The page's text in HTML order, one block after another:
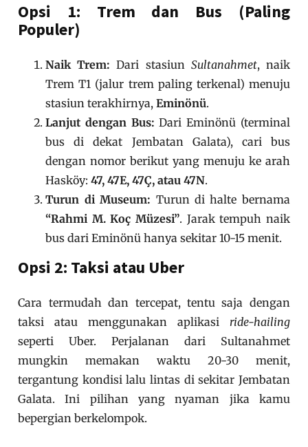
Opsi 1: Trem dan Bus (Paling
Populer)
Naik Trem: Dari stasiun Sultanahmet, naik
Trem T1 (jalur trem paling terkenal) menuju
stasiun terakhirnya,Eminönü.
Lanjut dengan Bus: Dari Eminönü (terminal
bus di dekat Jembatan Galata), cari bus
dengan nomor berikut yang menuju ke arah
Hasköy:47, 47E, 47Ç, atau 47N.
Turun di Museum: Turun di halte bernama
“Rahmi M. Koç Müzesi”. Jarak tempuh naik
bus dari Eminönü hanya sekitar 10-15 menit.
Opsi 2: Taksi atau Uber
Cara termudah dan tercepat, tentu saja dengan
taksi atau menggunakan aplikasi ride-hailing
seperti Uber. Perjalanan dari Sultanahmet
mungkin memakan waktu 20-30 menit,
tergantung kondisi lalu lintas di sekitar Jembatan
Galata. Ini pilihan yang nyaman jika kamu
bepergian berkelompok.